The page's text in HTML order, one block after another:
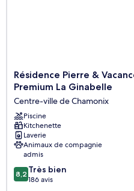
Résidence
Pierre
Vacances
Premium
La
Ginabelle
Centre-
ville
de
Chamonix
Résidence Pierre &
Premium La Ginabelle
Centre-ville de Chamonix
Piscine
Kitchenette
Laverie
Animaux de compagnie
admis
8.2
sur
8,2 Très bien
186 avis